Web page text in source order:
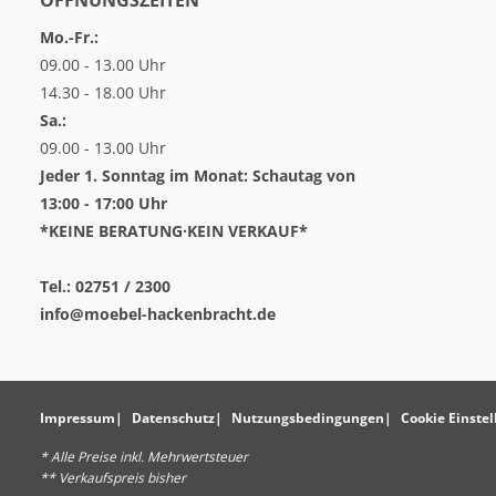
Mo.-Fr.:
09.00 - 13.00 Uhr
14.30 - 18.00 Uhr
Sa.:
09.00 - 13.00 Uhr
Jeder 1. Sonntag im Monat: Schautag von
13:00 - 17:00 Uhr
*KEINE BERATUNG·KEIN VERKAUF*
Tel.: 02751 / 2300
info@moebel-hackenbracht.de
Impressum Datenschutz Nutzungsbedingungen Cookie
* Alle Preise inkl. Mehrwertsteuer
** Verkaufspreis bisher